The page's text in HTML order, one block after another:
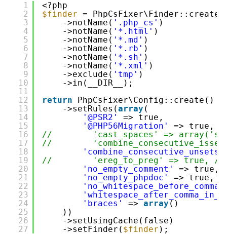
1
2
3
4
5
6
7
8
9
10
11
12
13
14
15
16
17
18
19
20
21
22
23
24
25
26
27
<?php
$finder =
->notName( '.php_cs' )
->notName( '*.html' )
->notName( '*.md' )
->notName( '*.rb' )
->notName( '*.sh' )
->notName( '*.xml' )
->exclude( 'tmp' )
->in(__DIR__);
return
PhpCsFixer\Config::create()
->setRules(array (
'@PSR2'
=> true,
'@PHP56Migration'
=> true,
//        'cast_spaces' =>
//
'combine_consecutive_unsets'
//        'ereg_to_preg' => true, //
'no_empty_comment'
=> true,
'no_empty_phpdoc'
=> true,
'braces'
=> array ()
))
->setUsingCache(false)
->setFinder( $finder );